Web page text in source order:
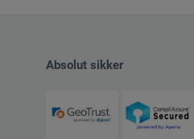
boesner
boesner by Artistix
boesner – Modellare
Absolut sikker